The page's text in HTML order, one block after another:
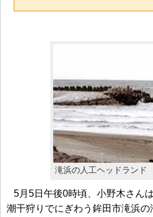
滝浜の人工ヘッドランド
5月5日午後0時頃、小野木さん
潮干狩りでにぎわう鉾田市滝浜